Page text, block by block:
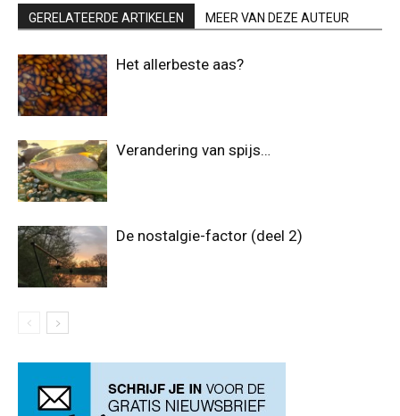
GERELATEERDE ARTIKELEN MEER VAN DEZE AUTEUR
Het allerbeste aas?
Verandering van spijs…
De nostalgie-factor (deel 2)